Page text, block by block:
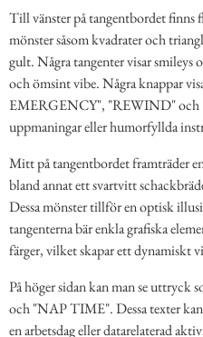
Till vänster på tangentbordet finns
mönster såsom kvadrater och
gult. Några tangenter visar smileys
och ömsint vibe. Några knappar
EMERGENCY", "REWIND" och
uppmaningar eller humorfyllda
Mitt på tangentbordet framträder
bland annat ett svartvitt
Dessa mönster tillför en optisk
tangenterna bär enkla grafiska
färger, vilket skapar ett dynamiskt
På höger sidan kan man se
och "NAP TIME". Dessa texter
en arbetsdag eller datarelaterad